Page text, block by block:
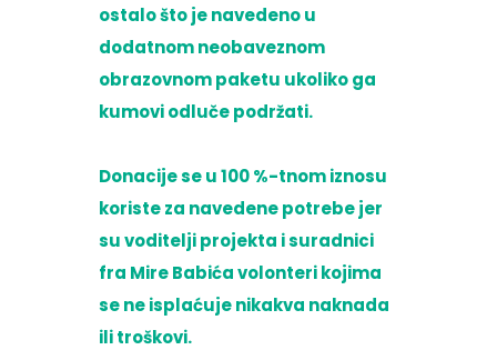
ostalo što je navedeno u
dodatnom neobaveznom
obrazovnom paketu ukoliko ga
kumovi odluče podržati.
Donacije se u 100 %-tnom iznosu
koriste za navedene potrebe jer
su voditelji projekta i suradnici
fra Mire Babića volonteri kojima
se ne isplaćuje nikakva naknada
ili troškovi.